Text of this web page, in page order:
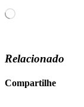
Relacionado
Compartilhe